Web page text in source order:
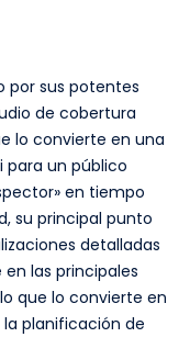
por sus potentes
de cobertura
lo convierte en una
para un público
en tiempo
su principal punto
detalladas
las principales
que lo convierte en
planificación de